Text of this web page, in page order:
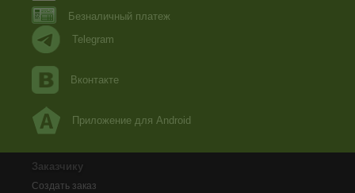
Безналичный платеж
Telegram
Вконтакте
Приложение для Android
Заказчику
Создать заказ